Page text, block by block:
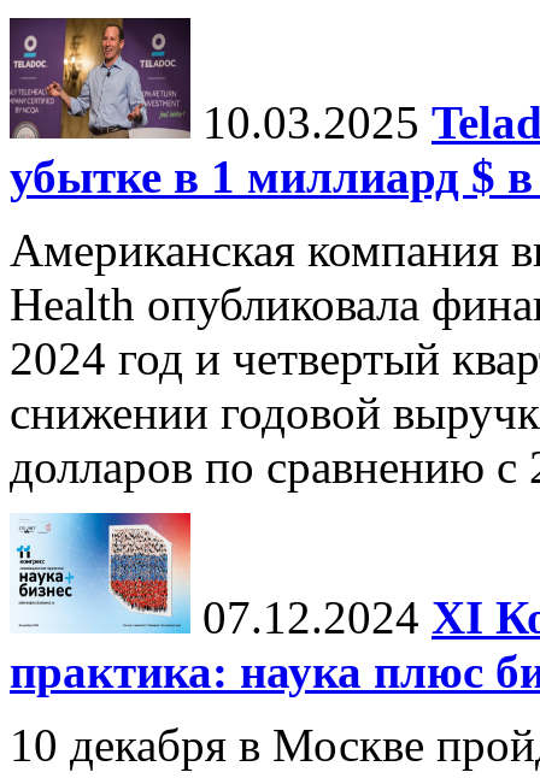
10.03.2025
убытке в 1 миллиард $ в
Американская компания
Health опубликовала
2024 год и четвертый
снижении годовой
долларов по сравнению с
07.12.2024 ХI
практика: наука плюс
10 декабря в Москве